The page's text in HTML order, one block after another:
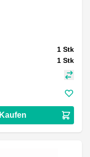
1 Stk
1 Stk
Kaufen